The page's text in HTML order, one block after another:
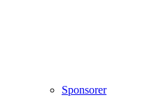
Sponsorer